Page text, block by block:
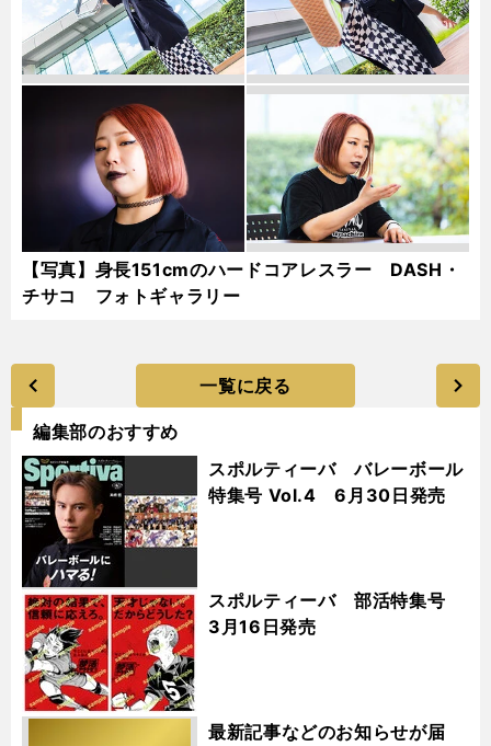
【写真】身長151cmのハードコアレスラー DASH・
チサコ フォトギャラリー
一覧に戻る
編集部のおすすめ
スポルティーバ バレーボール
特集号 Vol.4 6月30日発売
スポルティーバ 部活特集号
3月16日発売
最新記事などのお知らせが届